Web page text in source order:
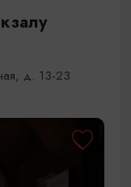
д. 13-23